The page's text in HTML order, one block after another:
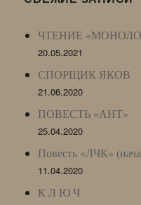
ЧТЕНИЕ
20.05.2021
СПОРЩИК ЯКОВ
21.06.2020
ПОВЕСТЬ «АНТ»
25.04.2020
Повесть «ЛЧК»
11.04.2020
К Л Ю Ч